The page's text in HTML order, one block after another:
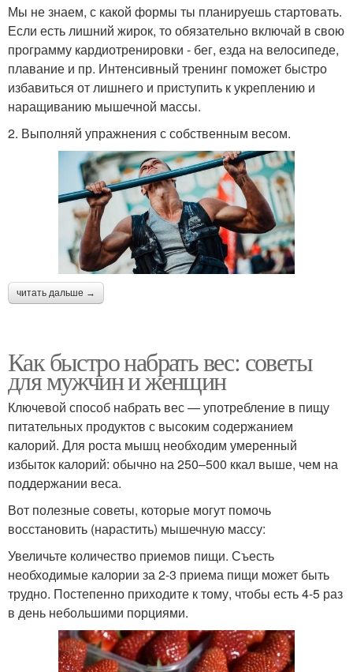
Мы не знаем, с какой формы ты планируешь стартовать.
Если есть лишний жирок, то обязательно включай в свою
программу кардиотренировки - бег, езда на велосипеде,
плавание и пр. Интенсивный тренинг поможет быстро
избавиться от лишнего и приступить к укреплению и
наращиванию мышечной массы.
2. Выполняй упражнения с собственным весом.
читать дальше →
Как быстро набрать вес: советы
для мужчин и женщин
Ключевой способ набрать вес — употребление в пищу
питательных продуктов с высоким содержанием
калорий. Для роста мышц необходим умеренный
избыток калорий: обычно на 250–500 ккал выше, чем на
поддержании веса.
Вот полезные советы, которые могут помочь
восстановить (нарастить) мышечную массу:
Увеличьте количество приемов пищи. Съесть
необходимые калории за 2-3 приема пищи может быть
трудно. Постепенно приходите к тому, чтобы есть 4-5 раз
в день небольшими порциями.